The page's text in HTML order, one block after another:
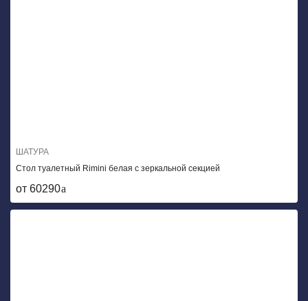
ШАТУРА
Стол туалетный Rimini белая с зеркальной секцией
от 60290